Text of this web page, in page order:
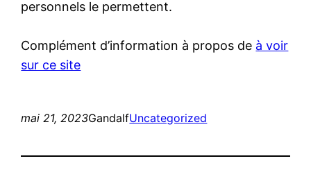
personnels le permettent.
Complément d’information à propos de à voir
sur ce site
mai 21, 2023GandalfUncategorized